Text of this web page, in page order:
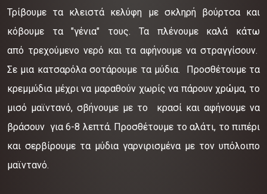
Τρίβουμε τα κλειστά κελύφη με σκληρή βούρτσα και
κόβουμε τα "γένια" τους. Τα πλένουμε καλά κάτω
από τρεχούμενο νερό και τα αφήνουμε να στραγγίσουν.
Σε μια κατσαρόλα σοτάρουμε τα μύδια. Προσθέτουμε τα
κρεμμύδια μέχρι να μαραθούν χωρίς να πάρουν χρώμα, το
μισό μαϊντανό, σβήνουμε με το κρασί και αφήνουμε να
βράσουν για 6-8 λεπτά. Προσθέτουμε το αλάτι, το πιπέρι
και σερβίρουμε τα μύδια γαρνιρισμένα με τον υπόλοιπο
μαϊντανό.